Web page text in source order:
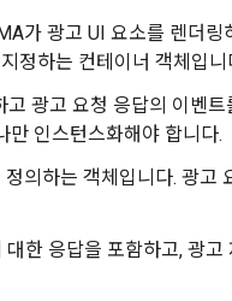
가 광고 UI 요소를 렌더링
정하는 컨테이너 객체입니
고 광고 요청 응답의 이벤
만 인스턴스화해야 합니다.
정의하는 객체입니다. 광고
대한 응답을 포함하고, 광